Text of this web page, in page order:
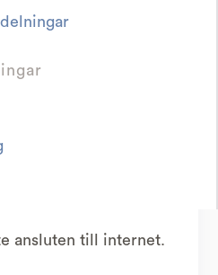
på att
ansluten till internet.